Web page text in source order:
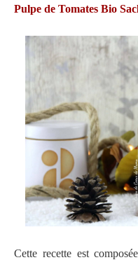
Pulpe de Tomates Bio
Cette recette est